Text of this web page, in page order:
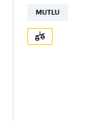
MUTLU